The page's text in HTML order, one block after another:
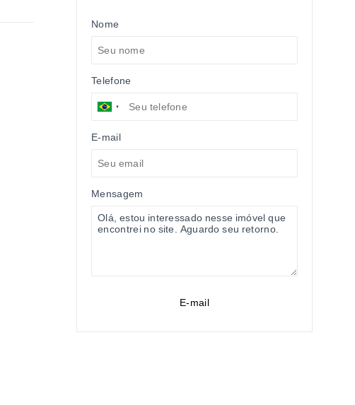
Nome
Telefone
E-mail
Mensagem
E-mail